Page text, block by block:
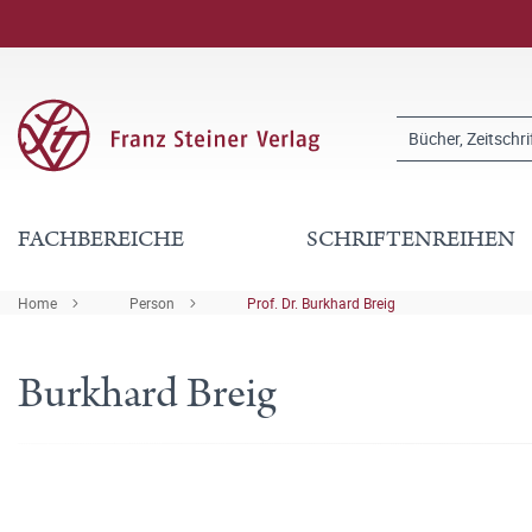
FACHBEREICHE SCHRIFTENREIHEN
Home Person Prof. Dr. Burkhard Breig
Burkhard Breig